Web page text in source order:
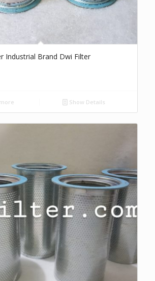
Industrial Brand Dwi Filter
Show Details